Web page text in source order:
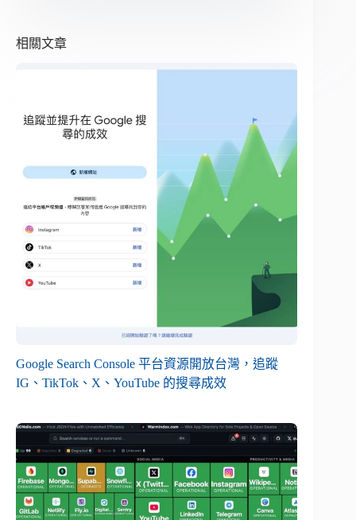
相關文章
Google Search Console 平台資源開放台灣，追蹤
IG、TikTok、X、YouTube 的搜尋成效